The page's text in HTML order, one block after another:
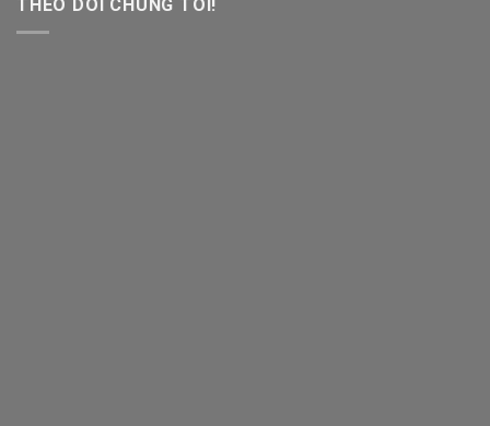
THEO DÕI CHÚNG TÔI!